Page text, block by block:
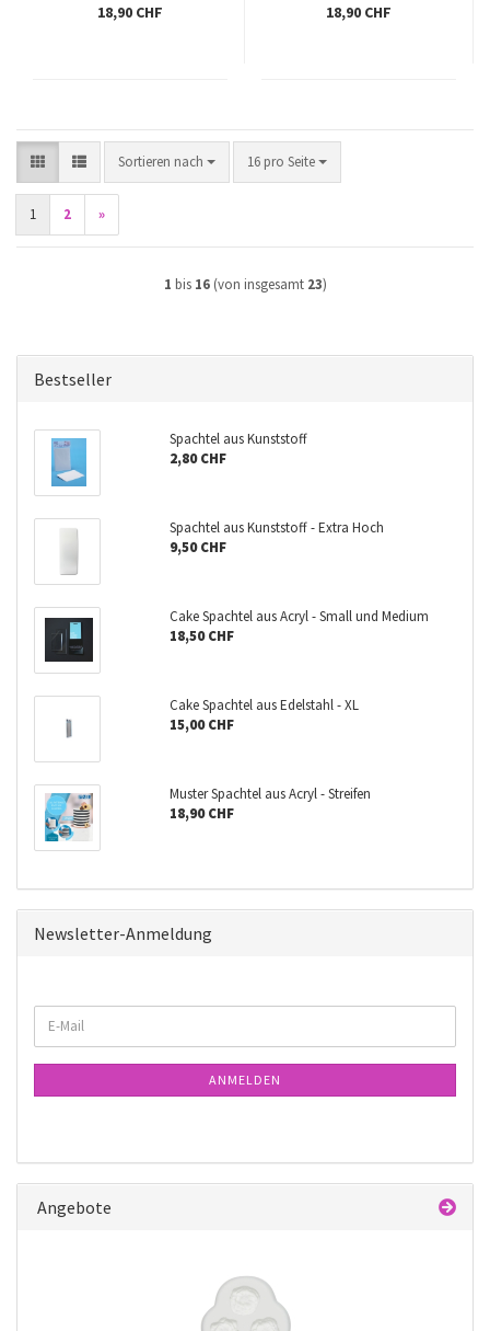
18,90 CHF 18,90 CHF
Sortieren nach
Sortieren nach 16 pro Seite
pro Seite
1 2 »
1 bis 16(von insgesamt 23)
Bestseller
Spachtel aus Kunststoff
2,80 CHF
Spachtel aus Kunststoff - Extra Hoch
9,50 CHF
Cake Spachtel aus Acryl - Small und Medium
18,50 CHF
Cake Spachtel aus Edelstahl - XL
15,00 CHF
Muster Spachtel aus Acryl - Streifen
18,90 CHF
Newsletter-Anmeldung
ZUR
NEWSLETTER-
E-
Mail
ANMELDEN
Angebote